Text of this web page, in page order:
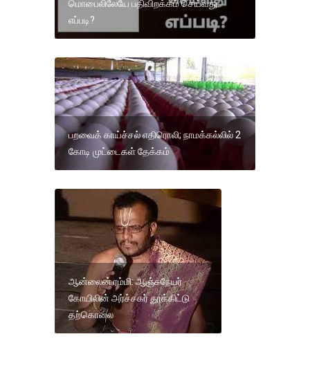
மொபைலிலேயே பதிவிறக்கம் செய்வது
எப்படி?
பறவைக் காய்ச்சல் எதிரொலி; நாமக்கல்லில் 2
கோடி முட்டைகள் தேக்கம்
ஆன்லைன் ரம்மி: ஆஞ்சநேயர்
கோயிலின் அர்ச்சகர் தூக்கிட்டு
தற்கொலை